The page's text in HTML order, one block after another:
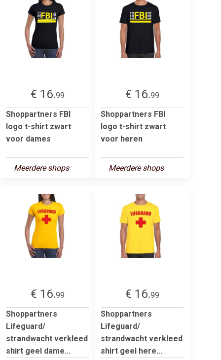
€ 16.99
Shoppartners FBI
logo t-shirt zwart
voor dames
Meerdere shops
€ 16.99
Shoppartners FBI
logo t-shirt zwart
voor heren
Meerdere shops
€ 16.99
Shoppartners
Lifeguard/
strandwacht verkleed
shirt geel dame...
€ 16.99
Shoppartners
Lifeguard/
strandwacht verkleed
shirt geel here...